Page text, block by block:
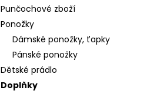
Punčochové zboží
Ponožky
Dámské ponožky, ťapky
Pánské ponožky
Dětské prádlo
Doplňky